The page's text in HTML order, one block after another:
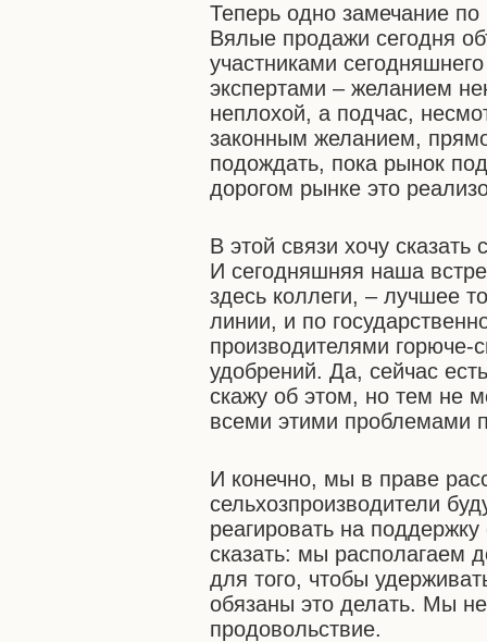
Теперь одно замечание
Вялые продажи сегодня
участниками
экспертами – желанием
неплохой, а подчас,
законным желанием,
подождать, пока рынок
дорогом рынке это
В этой связи хочу
И сегодняшняя наша
здесь коллеги, – лучшее
линии, и по
производителями
удобрений. Да, сейчас
скажу об этом, но тем не
всеми этими проблемами
И конечно, мы в праве
сельхозпроизводители
реагировать на
сказать: мы располагаем
для того, чтобы
обязаны это делать. Мы
продовольствие.